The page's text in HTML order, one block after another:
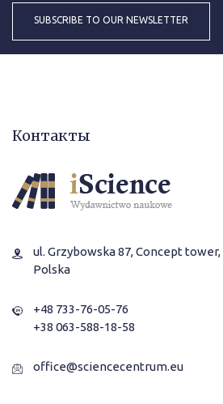
Контакты
ul. Grzybowska 87, Concept
Polska
+48 733-76-05-76
+38 063-588-18-58
office@sciencecentrum.eu